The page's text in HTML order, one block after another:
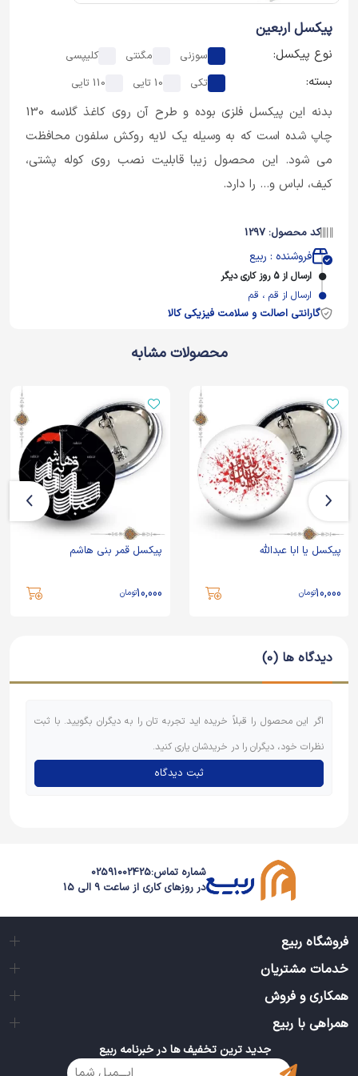
پیکسل اربعین
نوع پیکسل: سوزنی مگنتی کلیپسی
بسته: تکی 10 تایی 110 تایی
بدنه این پیکسل فلزی بوده و طرح آن روی کاغذ گلاسه 130
چاپ شده است که به وسیله یک لایه روکش سلفون محافظت
می شود. این محصول زیبا قابلیت نصب روی کوله پشتی،
کیف، لباس و... را دارد.
کد محصول: 1297
فروشنده : ربیع
ارسال از 5 روز کاری دیگر
ارسال از قم ، قم
گارانتی اصالت و سلامت فیزیکی کالا
محصولات مشابه
پیکسل یا ابا عبدالله
10,000تومان
پیکسل قمر بنی هاشم
10,000تومان
دیدگاه ها (0)
اگر این محصول را قبلاً خریده اید تجربه تان را به دیگران بگویید. با ثبت
نظرات خود، دیگران را در خریدشان یاری کنید.
ثبت دیدگاه
شماره تماس:02591002425
در روزهای کاری از ساعت 9 الی 15
فروشگاه ربیع
خدمات مشتریان
همکاری و فروش
همراهی با ربیع
جدید ترین تخفیف ها در خبرنامه ربیع